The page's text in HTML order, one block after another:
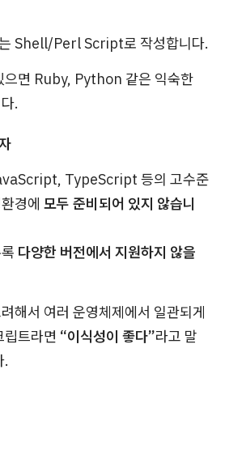
Shell/Perl Script로 작성합니다.
으면 Ruby, Python 같은 익숙한
.
TypeScript 등의 고수준
경에 모두 준비되어 있지 않습니
다양한 버전에서 지원하지 않을
해서 여러 운영체제에서 일관되게
립트라면 “이식성이 좋다”라고 말
.